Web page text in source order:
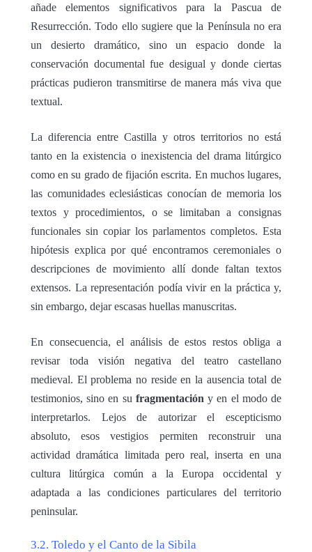
añade elementos significativos para la Pascua de
Resurrección. Todo ello sugiere que la Península no era
un desierto dramático, sino un espacio donde la
conservación documental fue desigual y donde ciertas
prácticas pudieron transmitirse de manera más viva que
textual.
La diferencia entre Castilla y otros territorios no está
tanto en la existencia o inexistencia del drama litúrgico
como en su grado de fijación escrita. En muchos lugares,
las comunidades eclesiásticas conocían de memoria los
textos y procedimientos, o se limitaban a consignas
funcionales sin copiar los parlamentos completos. Esta
hipótesis explica por qué encontramos ceremoniales o
descripciones de movimiento allí donde faltan textos
extensos. La representación podía vivir en la práctica y,
sin embargo, dejar escasas huellas manuscritas.
En consecuencia, el análisis de estos restos obliga a
revisar toda visión negativa del teatro castellano
medieval. El problema no reside en la ausencia total de
testimonios, sino en su fragmentación y en el modo de
interpretarlos. Lejos de autorizar el escepticismo
absoluto, esos vestigios permiten reconstruir una
actividad dramática limitada pero real, inserta en una
cultura litúrgica común a la Europa occidental y
adaptada a las condiciones particulares del territorio
peninsular.
3.2. Toledo y el Canto de la Sibila